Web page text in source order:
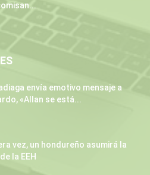
envía emotivo mensaje a
«Allan se está...
vez, un hondureño asumirá la
la EEH